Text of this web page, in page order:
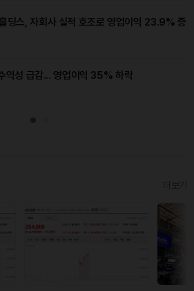
딩스, 자회사 실적 호조로 영업이익 23.9% 증
익성 급감... 영업이익 35% 하락